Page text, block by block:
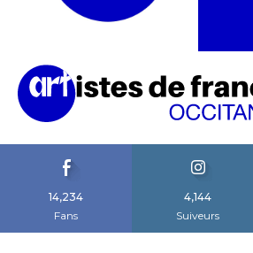
14,234
Fans
4,144
Suiveurs